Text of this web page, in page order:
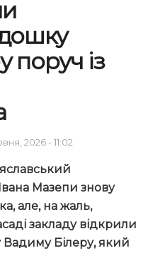
поруч із
2026 - 11:02
Мазепи знову
але, на жаль,
закладу відкрили
Вадиму Білеру, який